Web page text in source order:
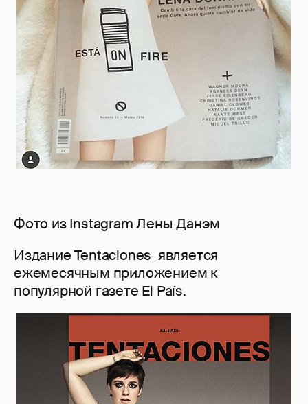
Фото из Instagram Лены Данэм
Издание Tentaciones является
ежемесячным приложением к
популярной газете El País.